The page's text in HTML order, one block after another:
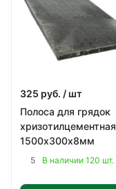
325 руб. / шт
Полоса для грядок
хризотилцементная
1500х300х8мм
5 В наличии 120 шт.